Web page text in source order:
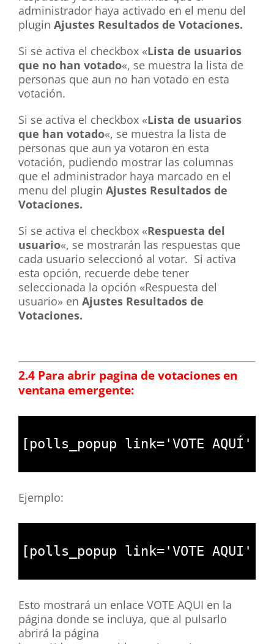
administrador haya activado en el menu del
plugin Ajustes Resultados de Votaciones.
Si se activa el checkbox «Lista de usuarios
que no han votado«, se muestra la lista de
personas que aun no han votado en esta
votación.
Si se activa el checkbox «Lista de usuarios
que han votado«, se muestra la lista de
personas que aun ya votaron en esta
votación, pudiendo mostrar las columnas
que el administrador haya marcado en el
menu del plugin Ajustes Resultados de
Votaciones.
Si se activa el checkbox «Respuesta del
usuario«, se mostrarán las respuestas que
cada usuario seleccionó al votar. Si activa
esta opción, recuerde debe tener
seleccionada la opción «Respuesta del
usuario» en Ajustes Resultados de
Votaciones.
2.4 Para abrir pagina de votaciones en
ventana emergente:
[ polls_popup link= 'VOTE AQUÍ'
Ejemplo:
[ polls_popup link= 'VOTE AQUI'
Esto mostrará un enlace VOTE AQUI en la
página donde se incluya, que al pulsarlo
abrirá la página